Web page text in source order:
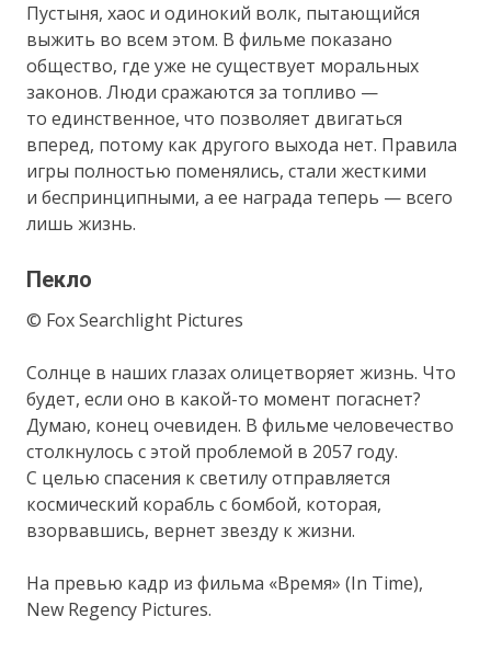
Пустыня, хаос и одинокий волк, пытающийся
выжить во всем этом. В фильме показано
общество, где уже не существует моральных
законов. Люди сражаются за топливо —
то единственное, что позволяет двигаться
вперед, потому как другого выхода нет. Правила
игры полностью поменялись, стали жесткими
и беспринципными, а ее награда теперь — всего
лишь жизнь.
Пекло
© Fox Searchlight Pictures
Солнце в наших глазах олицетворяет жизнь. Что
будет, если оно в какой-то момент погаснет?
Думаю, конец очевиден. В фильме человечество
столкнулось с этой проблемой в 2057 году.
С целью спасения к светилу отправляется
космический корабль с бомбой, которая,
взорвавшись, вернет звезду к жизни.
На превью кадр из фильма «Время» (In Time),
New Regency Pictures.